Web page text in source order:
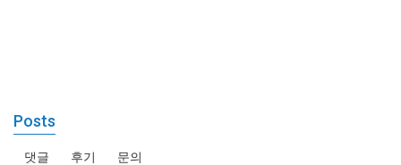
Posts
댓글 후기 문의